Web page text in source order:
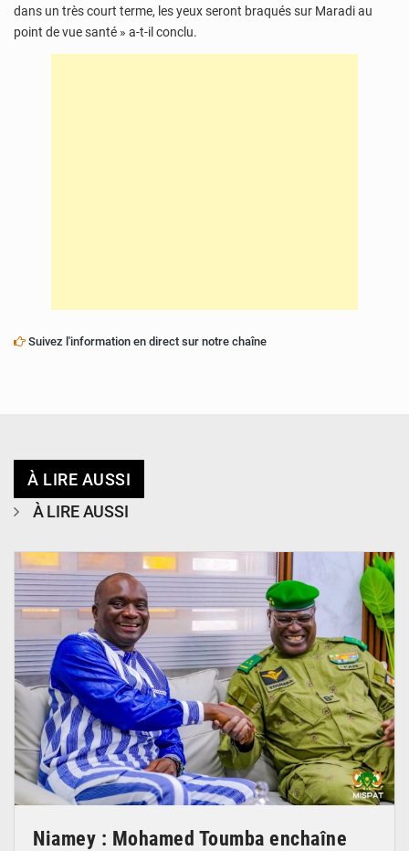
dans un très court terme, les yeux seront braqués sur Maradi au
point de vue santé » a-t-il conclu.
Suivez l'information en direct sur notre chaîne
À LIRE AUSSI
À LIRE AUSSI
Niamey : Mohamed Toumba enchaîne